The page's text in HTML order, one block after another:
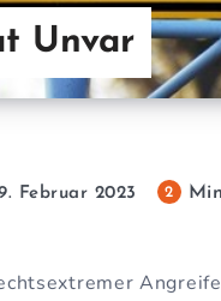
Unvar
Februar 2023 2